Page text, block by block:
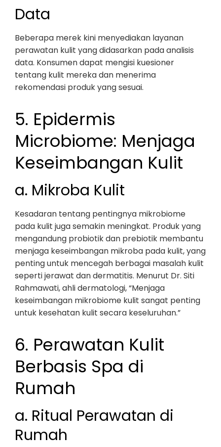
Data
Beberapa merek kini menyediakan layanan
perawatan kulit yang didasarkan pada analisis
data. Konsumen dapat mengisi kuesioner
tentang kulit mereka dan menerima
rekomendasi produk yang sesuai.
5. Epidermis
Microbiome: Menjaga
Keseimbangan Kulit
a. Mikroba Kulit
Kesadaran tentang pentingnya mikrobiome
pada kulit juga semakin meningkat. Produk yang
mengandung probiotik dan prebiotik membantu
menjaga keseimbangan mikroba pada kulit, yang
penting untuk mencegah berbagai masalah kulit
seperti jerawat dan dermatitis. Menurut Dr. Siti
Rahmawati, ahli dermatologi, “Menjaga
keseimbangan mikrobiome kulit sangat penting
untuk kesehatan kulit secara keseluruhan.”
6. Perawatan Kulit
Berbasis Spa di
Rumah
a. Ritual Perawatan di
Rumah